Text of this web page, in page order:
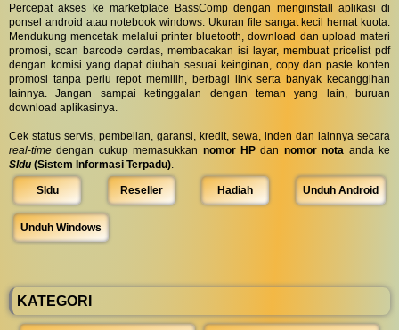
Percepat akses ke marketplace BassComp dengan menginstall aplikasi di
ponsel android atau notebook windows. Ukuran file sangat kecil hemat kuota.
Mendukung mencetak melalui printer bluetooth, download dan upload materi
promosi, scan barcode cerdas, membacakan isi layar, membuat pricelist pdf
dengan komisi yang dapat diubah sesuai keinginan, copy dan paste konten
promosi tanpa perlu repot memilih, berbagi link serta banyak kecanggihan
lainnya. Jangan sampai ketinggalan dengan teman yang lain, buruan
download aplikasinya.
Cek status servis, pembelian, garansi, kredit, sewa, inden dan lainnya secara
real-time dengan cukup memasukkan nomor HP dan nomor nota anda ke
SIdu (Sistem Informasi Terpadu).
SIdu Reseller Hadiah Unduh Android
Unduh Windows
KATEGORI